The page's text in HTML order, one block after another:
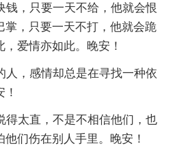
钱，只要一天不给，他就会恨
掌，只要一天不打，他就会跪
爱情亦如此。晚安！
人，感情却总是在寻找一种依
得太直，不是不相信他们，也
们伤在别人手里。晚安！